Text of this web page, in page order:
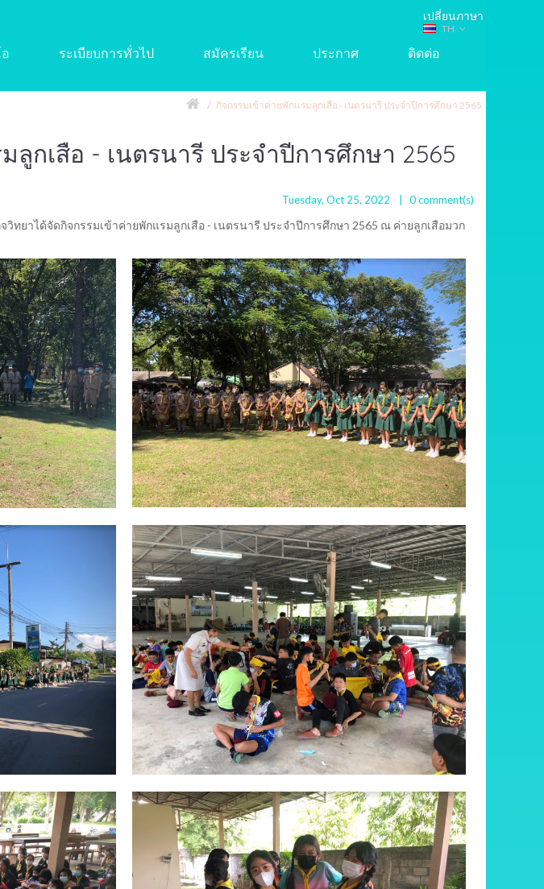
TH
ระเบียบการทั่วไป สมัครเรียน ประกาศ ติดต่อ
กิจกรรมเข้าค่ายพักแรมลูกเสือ - เนตรนารี ประจำปีการศึกษา 2565
ลูกเสือ - เนตรนารี ประจำปีการศึกษา 2565
Tuesday, Oct 25, 2022 0comment(s)
วิทยาได้จัดกิจกรรมเข้าค่ายพักแรมลูกเสือ - เนตรนารี ประจำปีการศึกษา 2565 ณ ค่ายลูกเสือมวก